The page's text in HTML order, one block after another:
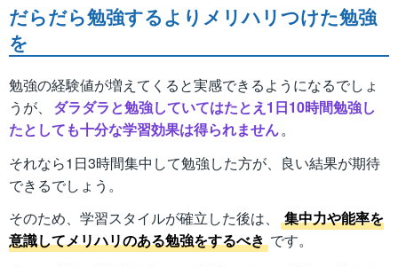
だらだら勉強するよりメリハリつけた勉強
を
勉強の経験値が増えてくると実感できるようになるでしょ
うが、
ダラダラと勉強していてはたとえ1日10時間勉強し
たとしても十分な学習効果は得られません。
それなら1日3時間集中して勉強した方が、良い結果が期待
できるでしょう。
そのため、学習スタイルが確立した後は、
集中力や能率を
意識してメリハリのある勉強をするべき です。